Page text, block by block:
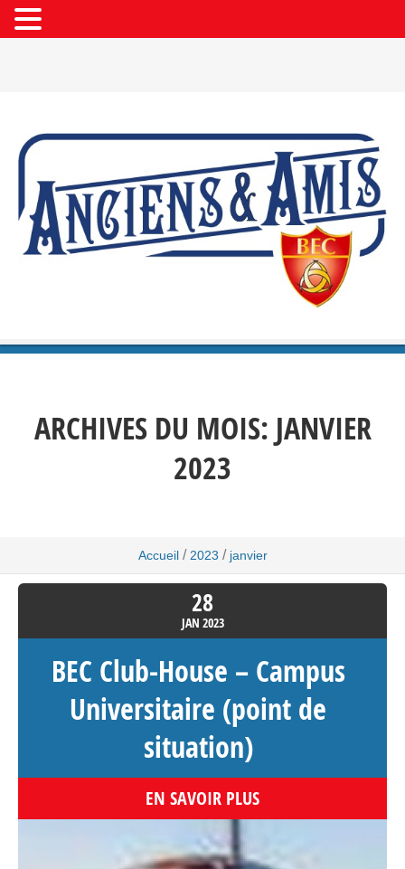
ARCHIVES DU MOIS: JANVIER
2023
Accueil / 2023 / janvier
28
JAN 2023
BEC Club-House – Campus
Universitaire (point de
situation)
EN SAVOIR PLUS